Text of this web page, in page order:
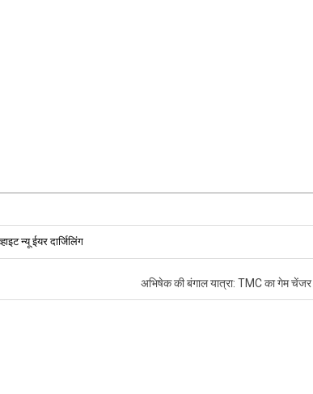
न्यू ईयर दार्जिलिंग
अभिषेक की बंगाल यात्रा: TMC का गेम चेंजर